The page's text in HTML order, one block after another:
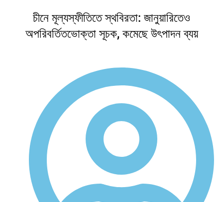
চীনে মূল্যস্ফীতিতে স্থবিরতা: জানুয়ারিতেও
অপরিবর্তিতভোক্তা সূচক, কমেছে উৎপাদন ব্যয়